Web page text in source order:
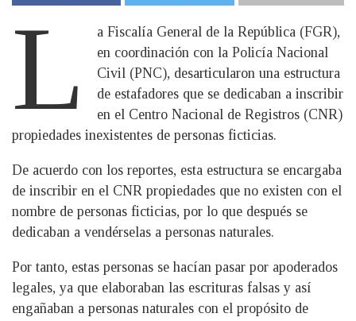
L
a Fiscalía General de la República (FGR),
en coordinación con la Policía Nacional
Civil (PNC), desarticularon una estructura
de estafadores que se dedicaban a inscribir
en el Centro Nacional de Registros (CNR)
propiedades inexistentes de personas ficticias.
De acuerdo con los reportes, esta estructura se encargaba
de inscribir en el CNR propiedades que no existen con el
nombre de personas ficticias, por lo que después se
dedicaban a vendérselas a personas naturales.
Por tanto, estas personas se hacían pasar por apoderados
legales, ya que elaboraban las escrituras falsas y así
engañaban a personas naturales con el propósito de